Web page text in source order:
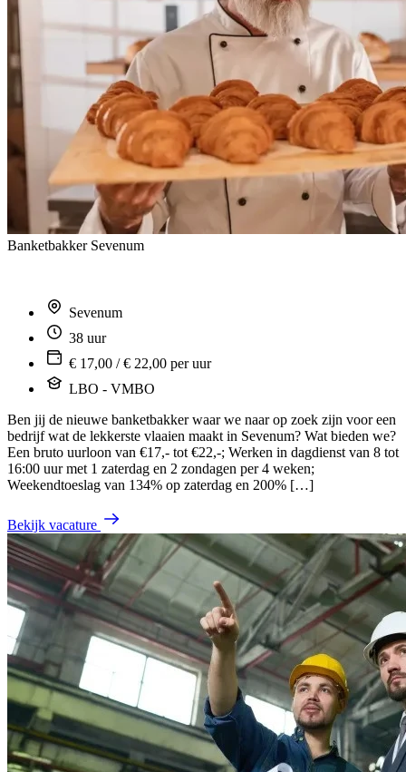
Banketbakker Sevenum
Sevenum
38 uur
€ 17,00 / € 22,00 per uur
LBO - VMBO
Ben jij de nieuwe banketbakker waar we naar op zoek zijn voor een
bedrijf wat de lekkerste vlaaien maakt in Sevenum? Wat bieden we?
Een bruto uurloon van €17,- tot €22,-; Werken in dagdienst van 8 tot
16:00 uur met 1 zaterdag en 2 zondagen per 4 weken;
Weekendtoeslag van 134% op zaterdag en 200% […]
Bekijk vacature